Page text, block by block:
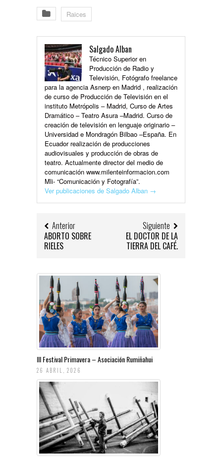
Raices
Salgado Alban
Técnico Superior en
Producción de Radio y
Televisión, Fotógrafo freelance
para la agencia Asnerp en Madrid , realización
de curso de Producción de Televisión en el
instituto Metrópolis – Madrid, Curso de Artes
Dramático – Teatro Asura –Madrid. Curso de
creación de televisión en lenguaje originario –
Universidad e Mondragón Bilbao –España. En
Ecuador realización de producciones
audiovisuales y producción de obras de
teatro. Actualmente director del medio de
comunicación www.milenteinformacion.com
Mli- “Comunicación y Fotografía”.
Ver publicaciones de Salgado Alban →
Anterior
ABORTO SOBRE
RIELES
Siguiente
EL DOCTOR DE LA
TIERRA DEL CAFÉ.
III Festival Primavera – Asociación Rumiñahui
26 ABRIL, 2026